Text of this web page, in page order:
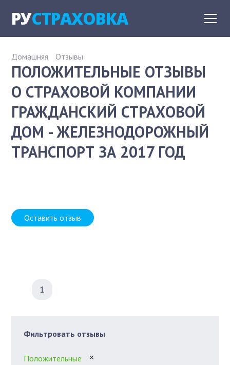
РУСТРАХОВКА
Домашняя Отзывы
ПОЛОЖИТЕЛЬНЫЕ ОТЗЫВЫ
О СТРАХОВОЙ КОМПАНИИ
ГРАЖДАНСКИЙ СТРАХОВОЙ
ДОМ - ЖЕЛЕЗНОДОРОЖНЫЙ
ТРАНСПОРТ ЗА 2017 ГОД
Оставить отзыв
1
Фильтровать отзывы
Положительные ✕